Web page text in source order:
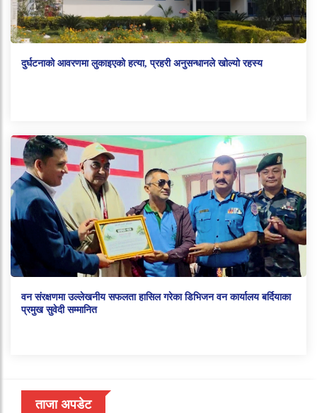
दुर्घटनाको आवरणमा लुकाइएको हत्या, प्रहरी अनुसन्धानले खोल्यो रहस्य
वन संरक्षणमा उल्लेखनीय सफलता हासिल गरेका डिभिजन वन कार्यालय बर्दियाका
प्रमुख सुवेदी सम्मानित
ताजा अपडेट